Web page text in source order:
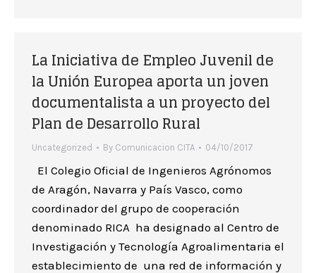
La Iniciativa de Empleo Juvenil de
la Unión Europea aporta un joven
documentalista a un proyecto del
Plan de Desarrollo Rural
Uncategorized By Comunicacion CITA 04/10/2017
El Colegio Oficial de Ingenieros Agrónomos
de Aragón, Navarra y País Vasco, como
coordinador del grupo de cooperación
denominado RICA ha designado al Centro de
Investigación y Tecnología Agroalimentaria el
establecimiento de una red de información y